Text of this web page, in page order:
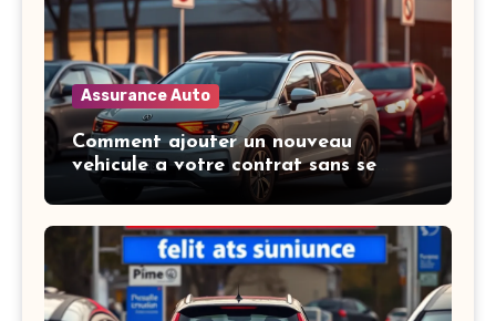
Assurance Auto
Comment ajouter un nouveau
vehicule a votre contrat sans se
tromper